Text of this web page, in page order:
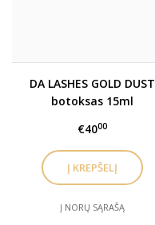
DA LASHES GOLD DUST
botoksas 15ml
€4000
Į NORŲ SĄRAŠĄ